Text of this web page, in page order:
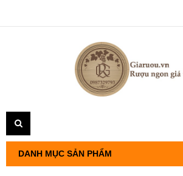
DANH MỤC SẢN PHẨM